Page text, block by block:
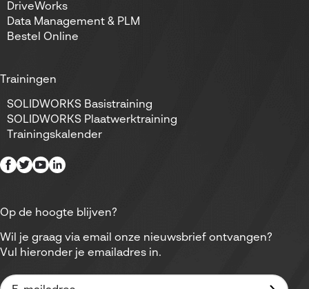
DriveWorks
Data Management & PLM
Bestel Online
Trainingen
SOLIDWORKS Basistraining
SOLIDWORKS Plaatwerktraining
Trainingskalender
Op de hoogte blijven?
Wil je graag via email onze nieuwsbrief ontvangen?
Vul hieronder je emailadres in.